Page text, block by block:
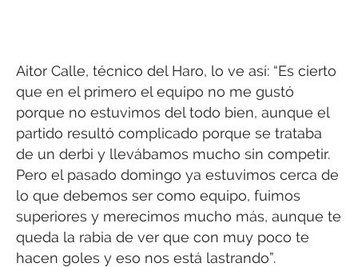
Aitor Calle, técnico del Haro, lo ve así: “Es cierto
que en el primero el equipo no me gustó
porque no estuvimos del todo bien, aunque el
partido resultó complicado porque se trataba
de un derbi y llevábamos mucho sin competir.
Pero el pasado domingo ya estuvimos cerca de
lo que debemos ser como equipo, fuimos
superiores y merecimos mucho más, aunque te
queda la rabia de ver que con muy poco te
hacen goles y eso nos está lastrando”.